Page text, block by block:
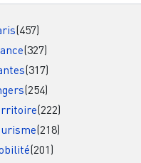
(457)
(327)
(317)
(254)
(222)
(218)
(201)